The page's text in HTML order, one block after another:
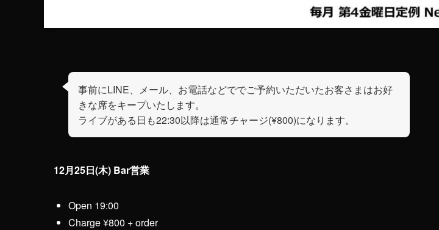
事前にLINE、メール、お電話などででご予約いただいたお客さまはお好
きな席をキープいたします。
ライブがある日も22:30以降は通常チャージ(¥800)になります。
12月25日(木) Bar営業
Open 19:00
Charge ¥800 + order